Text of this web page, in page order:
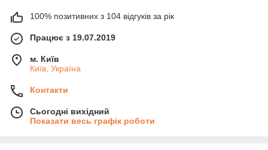
100% позитивних з 104 відгуків за рік
Працює з 19.07.2019
м. Київ
Київ, Україна
Контакти
Сьогодні вихідний
Показати весь графік роботи